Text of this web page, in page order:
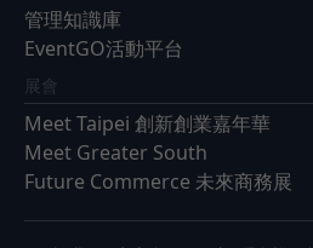
管理知識庫
EventGO活動平台
展會
Meet Taipei 創新創業嘉年華
Meet Greater South
Future Commerce 未來商務展